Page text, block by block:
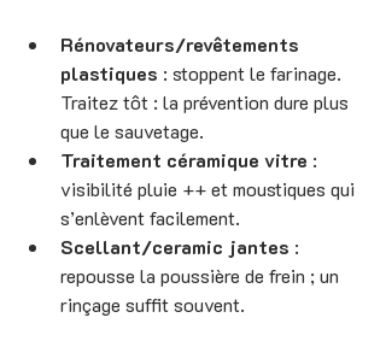
Rénovateurs/revêtements
plastiques : stoppent le farinage.
Traitez tôt : la prévention dure plus
que le sauvetage.
Traitement céramique vitre :
visibilité pluie ++ et moustiques qui
s’enlèvent facilement.
Scellant/ceramic jantes :
repousse la poussière de frein ; un
rinçage suffit souvent.